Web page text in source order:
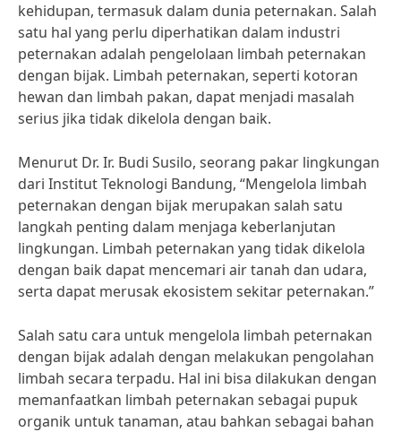
kehidupan, termasuk dalam dunia peternakan. Salah
satu hal yang perlu diperhatikan dalam industri
peternakan adalah pengelolaan limbah peternakan
dengan bijak. Limbah peternakan, seperti kotoran
hewan dan limbah pakan, dapat menjadi masalah
serius jika tidak dikelola dengan baik.
Menurut Dr. Ir. Budi Susilo, seorang pakar lingkungan
dari Institut Teknologi Bandung, “Mengelola limbah
peternakan dengan bijak merupakan salah satu
langkah penting dalam menjaga keberlanjutan
lingkungan. Limbah peternakan yang tidak dikelola
dengan baik dapat mencemari air tanah dan udara,
serta dapat merusak ekosistem sekitar peternakan.”
Salah satu cara untuk mengelola limbah peternakan
dengan bijak adalah dengan melakukan pengolahan
limbah secara terpadu. Hal ini bisa dilakukan dengan
memanfaatkan limbah peternakan sebagai pupuk
organik untuk tanaman, atau bahkan sebagai bahan